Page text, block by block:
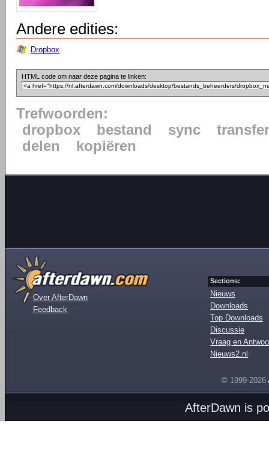
Andere edities:
Dropbox
HTML code om naar deze pagina te linken:
Trefwoorden:
dropbox
bestand sync
transfer
delen
kopiëren
Over AfterDawn
Feedback
Sections:
Nieuws
Downloads
Top Downloads
Discussie
Vraag en
Nieuws2.nl
© 1999-2026
AfterDawn is